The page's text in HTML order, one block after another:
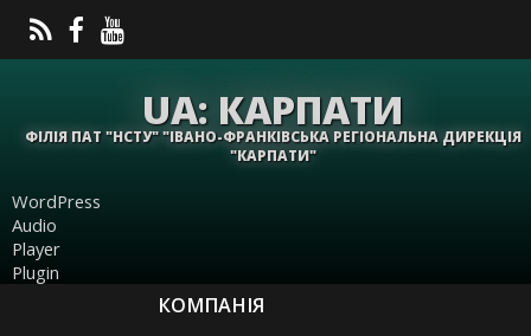
UA: КАРПАТИ
ФІЛІЯ ПАТ "НСТУ" "ІВАНО-ФРАНКІВСЬКА РЕГІОНАЛЬНА ДИРЕКЦІЯ
"КАРПАТИ"
WordPress
Audio
Player
Plugin
КОМПАНІЯ